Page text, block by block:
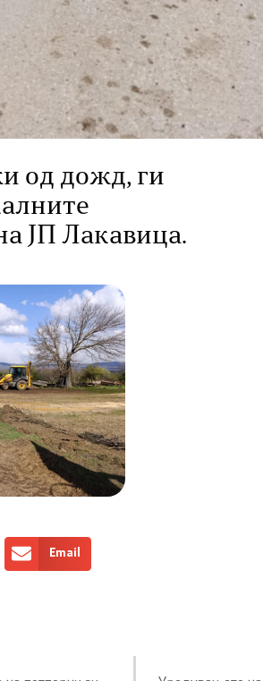
од дожд, ги
ЈП Лакавица.
Email